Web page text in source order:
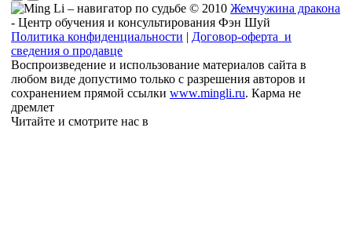
© 2010 Жемчужина дракона
- Центр обучения и консультирования Фэн Шуй
Политика конфиденциальности | Договор-оферта и
сведения о продавце
Воспроизведение и использование материалов сайта в
любом виде допустимо только с разрешения авторов и
сохранением прямой ссылки www.mingli.ru. Карма не
дремлет
Читайте и смотрите нас в